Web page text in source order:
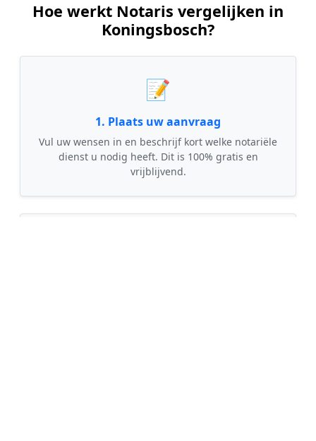
Hoe werkt Notaris vergelijken in
Koningsbosch?
📝
1. Plaats uw aanvraag
Vul uw wensen in en beschrijf kort welke notariële
dienst u nodig heeft. Dit is 100% gratis en
vrijblijvend.